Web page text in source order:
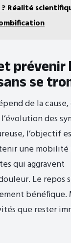
Réalité
prévenir
se
de la cause,
des
l’objectif
une mobilité
qui aggravent
Le repos
bénéfique.
que rester